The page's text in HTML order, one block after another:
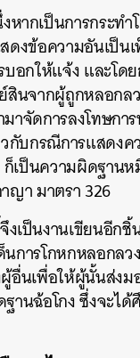
ากเป็นการกระท
ดงข้อความอันเป็น
อกให้แจ้ง และโด
สินจากผู้ถูกหลอก
มาจัดการลงโทษกา
กับกรณีการแสดงค
ก็เป็นความผิดฐาน
ญา มาตรา 326
เป็นงานเขียนอีก
การโกหกหลอกลว
อื่นเพื่อให้ผู้นั้นส่ง
านฉ้อโกง ซึ่งจะไ